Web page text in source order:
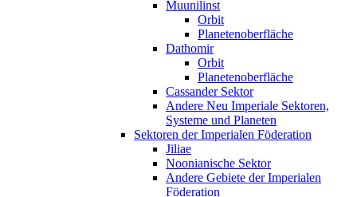
Muunilinst
Orbit
Planetenoberfläche
Dathomir
Orbit
Planetenoberfläche
Cassander Sektor
Andere Neu Imperiale Sektoren,
Systeme und Planeten
Sektoren der Imperialen Föderation
Jiliae
Noonianische Sektor
Andere Gebiete der Imperialen
Föderation